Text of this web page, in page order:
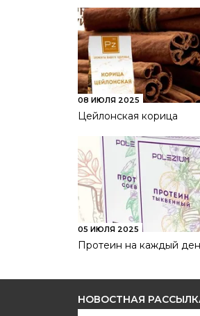
08 ИЮЛЯ 2025
Цейлонская корица
05 ИЮЛЯ 2025
Протеин на каждый
НОВОСТНАЯ